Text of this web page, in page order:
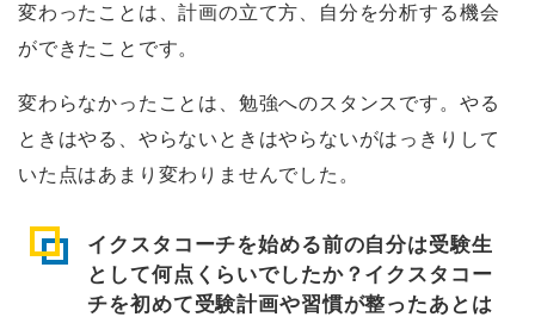
変わったことは、計画の立て方、自分を分析する機会
ができたことです。
変わらなかったことは、勉強へのスタンスです。やる
ときはやる、やらないときはやらないがはっきりして
いた点はあまり変わりませんでした。
イクスタコーチを始める前の自分は受験生
として何点くらいでしたか？イクスタコー
チを初めて受験計画や習慣が整ったあとは